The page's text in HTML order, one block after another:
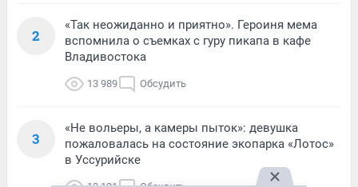
2
«Так неожиданно и приятно». Героиня мема
вспомнила о съемках с гуру пикапа в кафе
Владивостока
13 989 Обсудить
3
«Не вольеры, а камеры пыток»: девушка
пожаловалась на состояние экопарка «Лотос»
в Уссурийске